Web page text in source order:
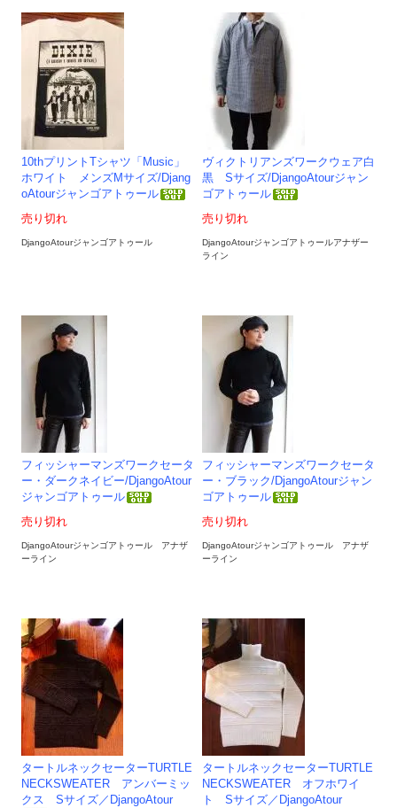
10thプリントTシャツ「Music」
ホワイト メンズMサイズ/Djang
oAtourジャンゴアトゥール
売り切れ
DjangoAtourジャンゴアトゥール
ヴィクトリアンズワークウェア白
黒 Sサイズ/DjangoAtourジャン
ゴアトゥール
売り切れ
DjangoAtourジャンゴアトゥールアナザー
ライン
フィッシャーマンズワークセータ
ー・ダークネイビー/DjangoAtour
ジャンゴアトゥール
売り切れ
DjangoAtourジャンゴアトゥール アナザ
ーライン
フィッシャーマンズワークセータ
ー・ブラック/DjangoAtourジャン
ゴアトゥール
売り切れ
DjangoAtourジャンゴアトゥール アナザ
ーライン
タートルネックセーターTURTLE
NECKSWEATER アンバーミッ
クス Sサイズ／DjangoAtour
タートルネックセーターTURTLE
NECKSWEATER オフホワイ
ト Sサイズ／DjangoAtour